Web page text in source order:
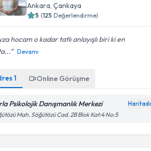
Ankara , Çankaya
5 (125 Değerlendirme)
hocam o kadar tatlı anlayışlı biri ki en
Devamı
1 Online Görüşme
Psikolojik Danışmanlık Merkezi
Mah. Söğütözü Cad. 2B Blok Kat:4 No:5